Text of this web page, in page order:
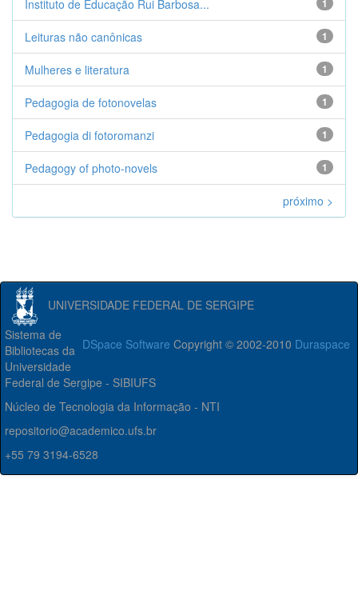
1
Instituto de Educação Rui Barbosa...
1
Leituras não canônicas
1
Mulheres e literatura
1
Pedagogia de fotonovelas
1
Pedagogia di fotoromanzi
1
Pedagogy of photo-novels
próximo >
UNIVERSIDADE FEDERAL DE SERGIPE
DSpace Software Copyright © 2002-2010 Duraspace
Sistema de
Bibliotecas da
Universidade
Federal de Sergipe - SIBIUFS
Núcleo de Tecnologia da Informação - NTI
repositorio@academico.ufs.br
+55 79 3194-6528